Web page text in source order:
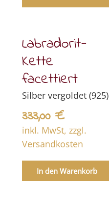
Labradorit-
Kette
facettiert
Silber vergoldet (925)
333,00 €
inkl. MwSt, zzgl.
Versandkosten
In den Warenkorb